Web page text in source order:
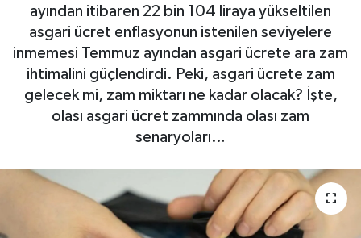
ayından itibaren 22 bin 104 liraya yükseltilen
asgari ücret enflasyonun istenilen seviyelere
inmemesi Temmuz ayından asgari ücrete ara zam
ihtimalini güçlendirdi. Peki, asgari ücrete zam
gelecek mi, zam miktarı ne kadar olacak? İşte,
olası asgari ücret zammında olası zam
senaryoları…